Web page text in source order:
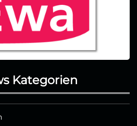
Kategorien